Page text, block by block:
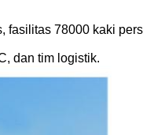
fasilitas 78000 kaki
dan tim logistik.